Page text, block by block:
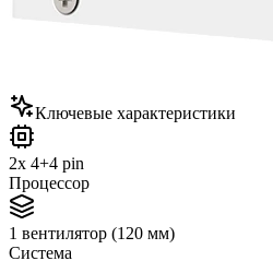
Ключевые характеристики
2x 4+4 pin
Процессор
1 вентилятор (120 мм)
Система